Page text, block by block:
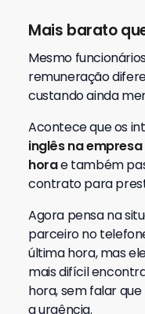
Mais barato
Mesmo
remuneração
custando ainda
Acontece que os
inglês na
horae também
contrato para
Agora pensa na
parceiro no
última hora, mas
mais difícil
hora, sem falar
a urgência.